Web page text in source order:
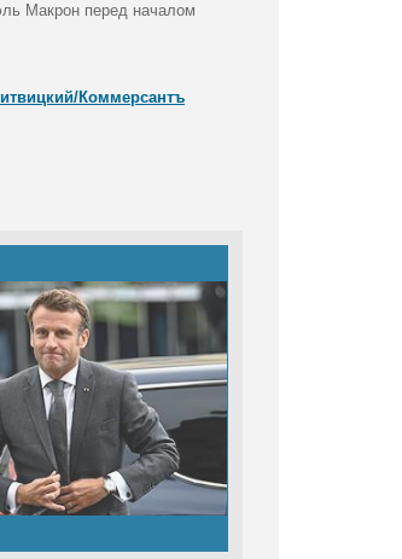
Макрон перед началом
Коммерсантъ